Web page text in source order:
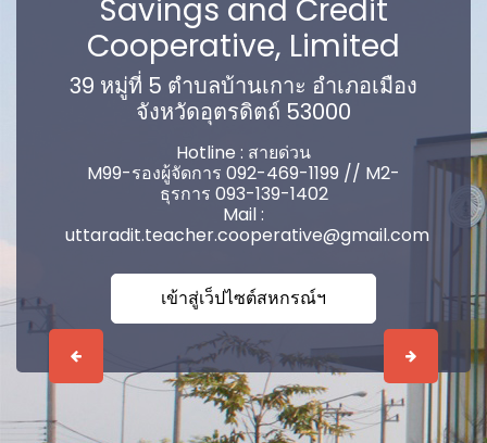
Previous Next
Savings and Credit
Cooperative, Limited
39 หมู่ที่ 5 ตำบลบ้านเกาะ อำเภอเมือง
จังหวัดอุตรดิตถ์ 53000
Hotline : สายด่วน
M99-รองผู้จัดการ 092-469-1199 // M2-
ธุรการ 093-139-1402
Mail :
uttaradit.teacher.cooperative@gmail.com
เข้าสู่เว็ปไซต์สหกรณ์ฯ